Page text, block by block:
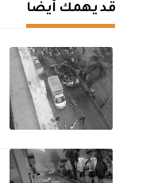
قد يهمك أيضا